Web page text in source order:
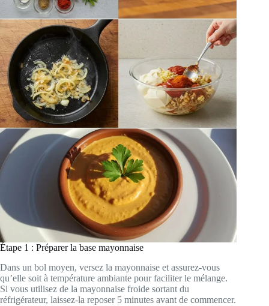
Étape 1 : Préparer la base mayonnaise
Dans un bol moyen, versez la mayonnaise et assurez-vous
qu’elle soit à température ambiante pour faciliter le mélange.
Si vous utilisez de la mayonnaise froide sortant du
réfrigérateur, laissez-la reposer 5 minutes avant de commencer.